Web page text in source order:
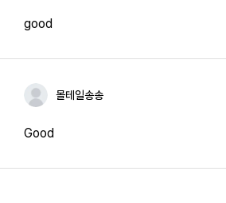
good
몰테일송송
Good